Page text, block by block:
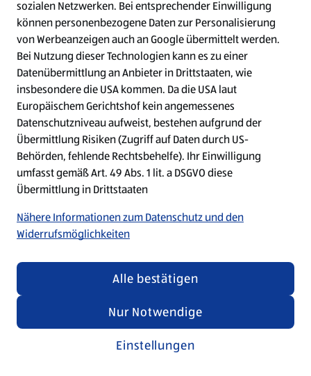
Oops!
Something went wrong. Please try refreshing
the app
Refresh
sozialen Netzwerken. Bei entsprechender Einwilligung
können personenbezogene Daten zur Personalisierung
von Werbeanzeigen auch an Google übermittelt werden.
Bei Nutzung dieser Technologien kann es zu einer
Datenübermittlung an Anbieter in Drittstaaten, wie
insbesondere die USA kommen. Da die USA laut
Europäischem Gerichtshof kein angemessenes
Datenschutzniveau aufweist, bestehen aufgrund der
Übermittlung Risiken (Zugriff auf Daten durch US-
Behörden, fehlende Rechtsbehelfe). Ihr Einwilligung
umfasst gemäß Art. 49 Abs. 1 lit. a DSGVO diese
Übermittlung in Drittstaaten
Nähere Informationen zum Datenschutz und den
Widerrufsmöglichkeiten
Einstellungen
Nur Notwendige
Alle bestätigen